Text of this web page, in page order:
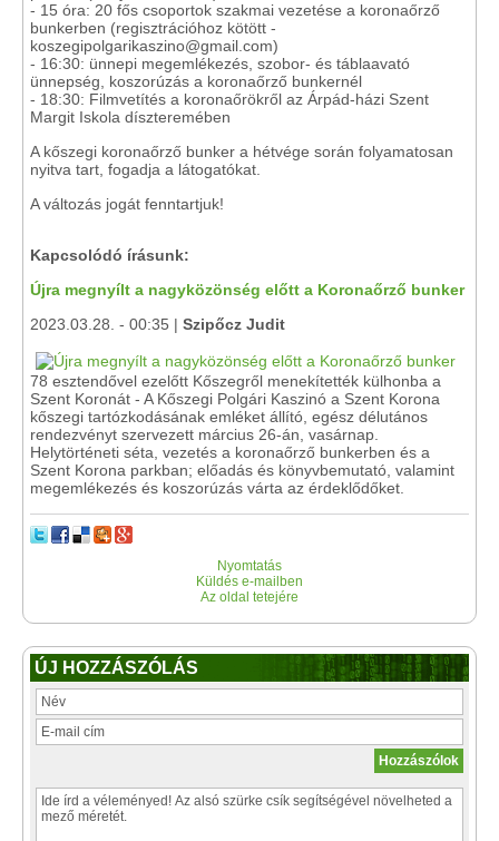
- 15 óra: 20 fős csoportok szakmai vezetése a koronaőrző
bunkerben (regisztrációhoz kötött -
koszegipolgarikaszino@gmail.com)
- 16:30: ünnepi megemlékezés, szobor- és táblaavató
ünnepség, koszorúzás a koronaőrző bunkernél
- 18:30: Filmvetítés a koronaőrökről az Árpád-házi Szent
Margit Iskola díszteremében
A kőszegi koronaőrző bunker a hétvége során folyamatosan
nyitva tart, fogadja a látogatókat.
A változás jogát fenntartjuk!
Kapcsolódó írásunk:
Újra megnyílt a nagyközönség előtt a Koronaőrző bunker
2023.03.28. - 00:35 | Szipőcz Judit
78 esztendővel ezelőtt Kőszegről menekítették külhonba a
Szent Koronát - A Kőszegi Polgári Kaszinó a Szent Korona
kőszegi tartózkodásának emléket állító, egész délutános
rendezvényt szervezett március 26-án, vasárnap.
Helytörténeti séta, vezetés a koronaőrző bunkerben és a
Szent Korona parkban; előadás és könyvbemutató, valamint
megemlékezés és koszorúzás várta az érdeklődőket.
Nyomtatás
Küldés e-mailben
Az oldal tetejére
ÚJ HOZZÁSZÓLÁS